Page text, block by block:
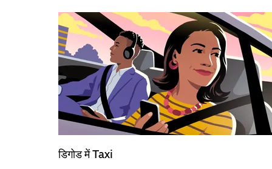
डिगोड में Taxi